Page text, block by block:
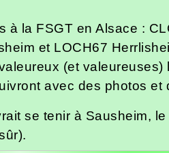
à la FSGT en Alsace :
et LOCH67
(et valeureuses)
avec des photos et
se tenir à Sausheim,